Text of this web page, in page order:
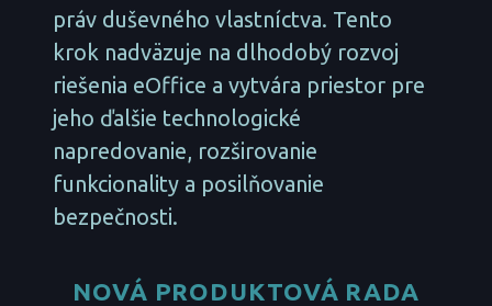
práv duševného vlastníctva. Tento
krok nadväzuje na dlhodobý rozvoj
riešenia eOffice a vytvára priestor pre
jeho ďalšie technologické
napredovanie, rozširovanie
funkcionality a posilňovanie
bezpečnosti.
NOVÁ PRODUKTOVÁ RADA